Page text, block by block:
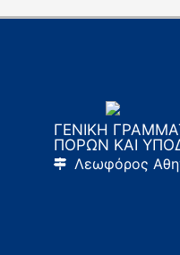
ΓΕΝΙΚΗ
ΠΟΡΩΝ ΚΑΙ
Λεωφόρος